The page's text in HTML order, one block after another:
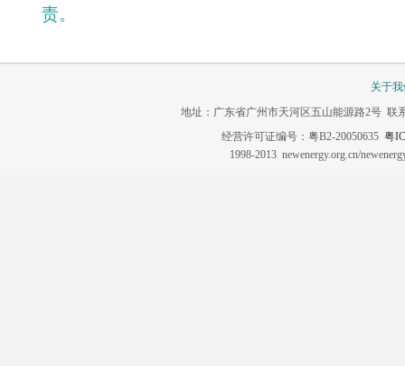
责。
关于
地址：广东省广州市天河区五山能源路2号 联
经营许可证编号：粤B2-20050635 粤
1998-2013 newenergy.org.cn/